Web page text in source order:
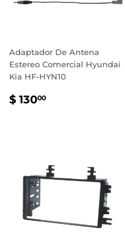
Adaptador De Antena
Estereo Comercial Hyundai
Kia HF-HYN10
PRECIO
$ 13000